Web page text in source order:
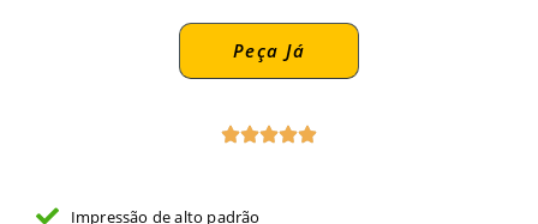
Peça Já
Impressão de alto padrão